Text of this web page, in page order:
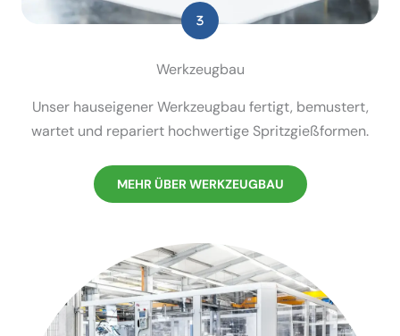
Werkzeugbau
Unser hausei­gener Werkzeugbau fertigt, bemustert,
wartet und repariert hochwertige Spritz­gieß­formen.
MEHR ÜBER WERKZEUGBAU